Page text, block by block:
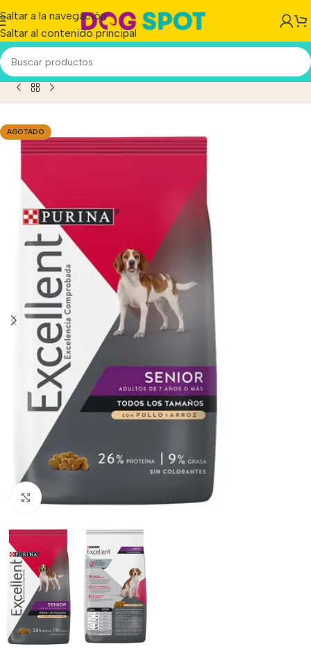
Saltar a la navegación
Saltar al contenido principal
/Producto/ Excellent Perro Adulto +7 Pollo Y Arroz X 3 Kg.
AGOTADO
Haga clic para ampliar